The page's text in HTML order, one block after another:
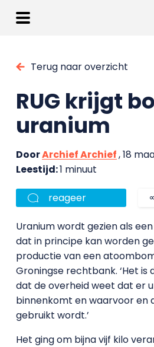
Terug naar overzicht
RUG krijgt
uranium
DoorArchief Archief, 18
Leestijd:1 minuut
reageer
Uranium wordt gezien als
dat in principe kan worden
productie van een
Groningse rechtbank. ‘Het
dat de overheid weet dat er
binnenkomt en waarvoor en
gebruikt wordt.’
Het ging om bijna vijf kilo